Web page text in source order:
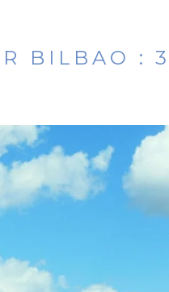
BILBAO :